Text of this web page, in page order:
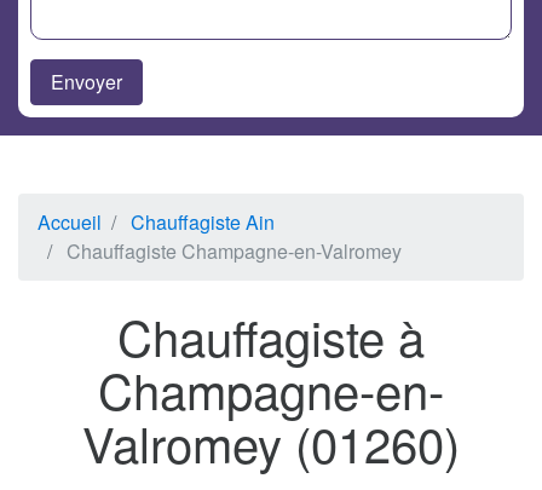
Accueil
Chauffagiste Ain
Chauffagiste Champagne-en-Valromey
Chauffagiste à
Champagne-en-
Valromey (01260)